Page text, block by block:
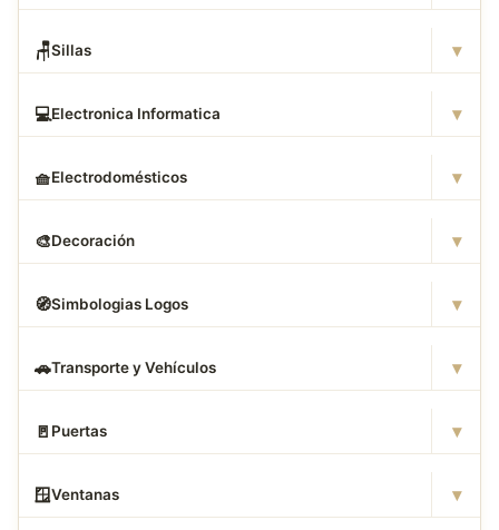
🪑Sillas ▾
💻Electronica Informatica ▾
🧺Electrodomésticos ▾
🎨Decoración ▾
🧭Simbologias Logos ▾
🚗Transporte y Vehículos ▾
🚪 Puertas ▾
🪟Ventanas ▾